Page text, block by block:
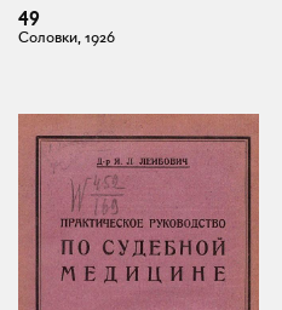
49
Соловки, 1926